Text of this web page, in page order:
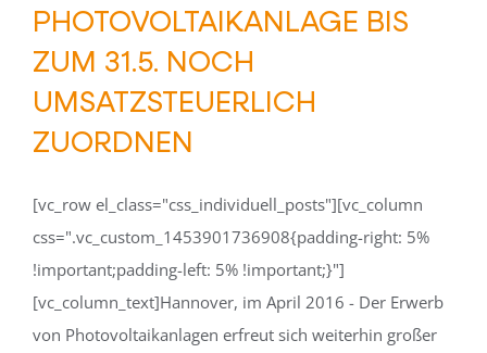
PHOTOVOLTAIKANLAGE BIS
ZUM 31.5. NOCH
UMSATZSTEUERLICH
ZUORDNEN
[vc_row el_class="css_individuell_posts"][vc_column
css=".vc_custom_1453901736908{padding-right: 5%
!important;padding-left: 5% !important;}"]
[vc_column_text]Hannover, im April 2016 - Der Erwerb
von Photovoltaikanlagen erfreut sich weiterhin großer